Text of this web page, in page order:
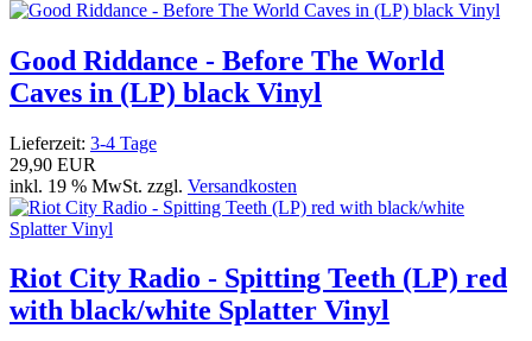
Good Riddance - Before The World
Caves in (LP) black Vinyl
Lieferzeit: 3-4 Tage
29,90 EUR
inkl. 19 % MwSt. zzgl. Versandkosten
Riot City Radio - Spitting Teeth (LP) red
with black/white Splatter Vinyl